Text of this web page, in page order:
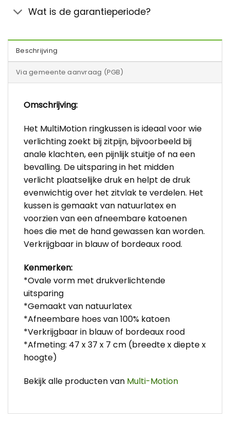
Wat is de garantieperiode?
Beschrijving
Via gemeente aanvraag (PGB)
Omschrijving:
Het MultiMotion ringkussen is ideaal voor wie
verlichting zoekt bij zitpijn, bijvoorbeeld bij
anale klachten, een pijnlijk stuitje of na een
bevalling. De uitsparing in het midden
verlicht plaatselijke druk en helpt de druk
evenwichtig over het zitvlak te verdelen. Het
kussen is gemaakt van natuurlatex en
voorzien van een afneembare katoenen
hoes die met de hand gewassen kan worden.
Verkrijgbaar in blauw of bordeaux rood.
Kenmerken:
*Ovale vorm met drukverlichtende
uitsparing
*Gemaakt van natuurlatex
*Afneembare hoes van 100% katoen
*Verkrijgbaar in blauw of bordeaux rood
*Afmeting: 47 x 37 x 7 cm (breedte x diepte x
hoogte)
Bekijk alle producten van Multi-Motion